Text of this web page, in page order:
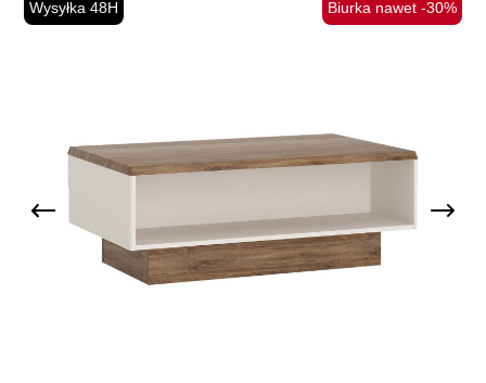
Wysyłka 48H Biurka nawet -30%